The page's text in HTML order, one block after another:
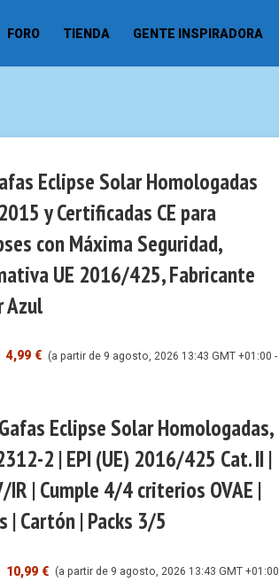
FORO TIENDA GENTE INSPIRADORA
Eclipse Solar Homologadas
y Certificadas CE para
con Máxima Seguridad,
UE 2016/425, Fabricante
Azul
4,99 € (a partir de 9 agosto, 2026 13:43 GMT +01:00 -
Eclipse Solar Homologadas,
2 | EPI (UE) 2016/425 Cat. II |
IR | Cumple 4/4 criterios OVAE |
Cartón | Packs 3/5
10,99 € (a partir de 9 agosto, 2026 13:43 GMT +01:00